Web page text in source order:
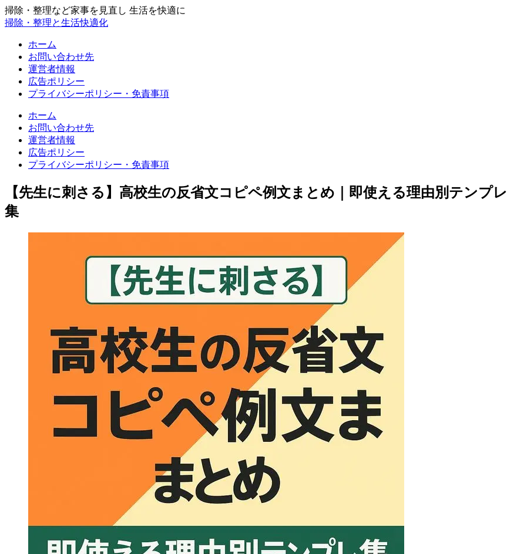
掃除・整理など家事を見直し 生活を快適に
掃除・整理と生活快適化
ホーム
お問い合わせ先
運営者情報
広告ポリシー
プライバシーポリシー・免責事項
ホーム
お問い合わせ先
運営者情報
広告ポリシー
プライバシーポリシー・免責事項
【先生に刺さる】高校生の反省文コピペ例文まとめ｜即使える理由別テンプレ
集